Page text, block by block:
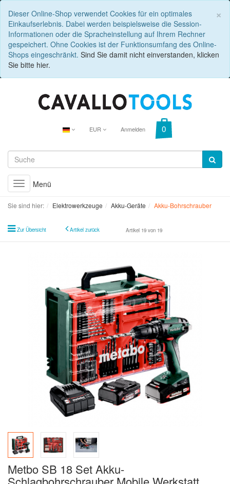
×
Dieser Online-Shop verwendet Cookies für ein optimales
Einkaufserlebnis. Dabei werden beispielsweise die Session-
Informationen oder die Spracheinstellung auf Ihrem Rechner
gespeichert. Ohne Cookies ist der Funktionsumfang des Online-
Shops eingeschränkt. Sind Sie damit nicht einverstanden, klicken
Sie bitte hier.
EUR Anmelden
Toggle
navigation
Menü
Sie sind hier: Elektrowerkzeuge Akku-Geräte Akku-Bohrschrauber
Zur Übersicht Artikel zurück Artikel 19 von 19
Metbo SB 18 Set Akku-